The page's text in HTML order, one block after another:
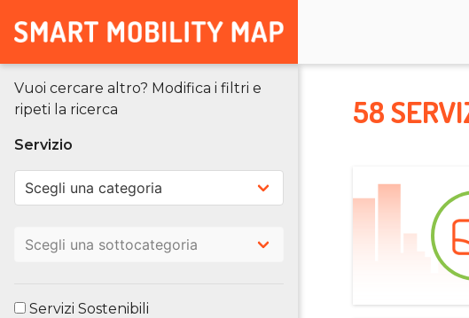
Vuoi cercare altro? Modifica i filtri e
ripeti la ricerca
Servizio
Servizi Sostenibili
58